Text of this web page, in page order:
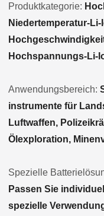
Produktkategorie:
Niedertemperatur-
Hochspannungs-Li-
Anwendungsbereich:
instrumente für
Luftwaffen,
Ölexploration,
Spezielle
Passen Sie
spezielle